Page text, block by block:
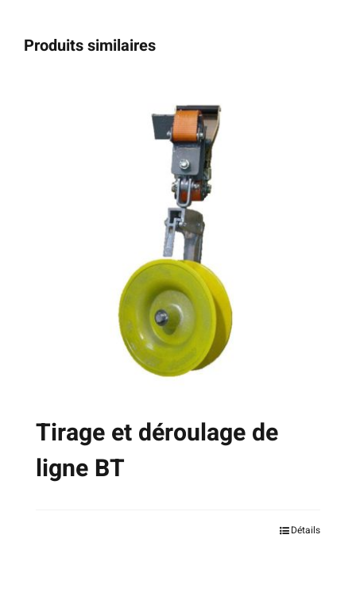
Produits similaires
Tirage et déroulage de
ligne BT
Détails